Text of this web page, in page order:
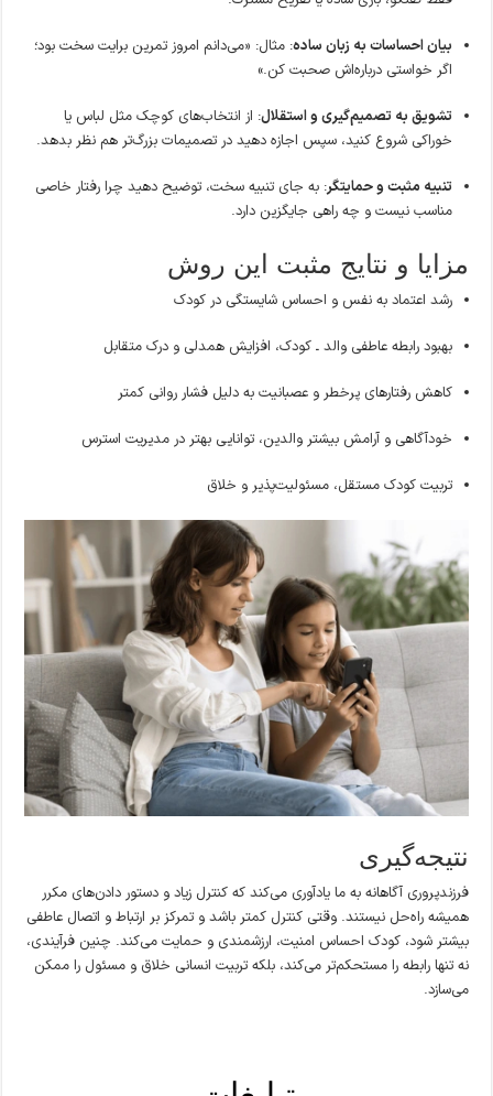
بیان احساسات به زبان ساده: مثال: «می‌دانم امروز تمرین برایت سخت بود؛
اگر خواستی درباره‌اش صحبت کن.»
تشویق به تصمیم‌گیری و استقلال: از انتخاب‌های کوچک مثل لباس یا
خوراکی شروع کنید، سپس اجازه دهید در تصمیمات بزرگ‌تر هم نظر بدهد.
تنبیه مثبت و حمایتگر: به جای تنبیه سخت، توضیح دهید چرا رفتار خاصی
مناسب نیست و چه راهی جایگزین دارد.
مزایا و نتایج مثبت این روش
رشد اعتماد به نفس و احساس شایستگی در کودک
بهبود رابطه عاطفی والد ـ کودک، افزایش همدلی و درک متقابل
کاهش رفتارهای پرخطر و عصبانیت به دلیل فشار روانی کمتر
خودآگاهی و آرامش بیشتر والدین، توانایی بهتر در مدیریت استرس
تربیت کودک مستقل، مسئولیت‌پذیر و خلاق
نتیجه‌گیری
فرزندپروری آگاهانه به ما یادآوری می‌کند که کنترل زیاد و دستور دادن‌های مکرر
همیشه راه‌حل نیستند. وقتی کنترل کمتر باشد و تمرکز بر ارتباط و اتصال عاطفی
بیشتر شود، کودک احساس امنیت، ارزشمندی و حمایت می‌کند. چنین فرآیندی،
نه تنها رابطه را مستحکم‌تر می‌کند، بلکه تربیت انسانی خلاق و مسئول را ممکن
می‌سازد.